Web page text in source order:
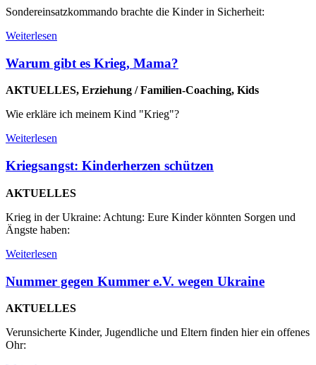
Sondereinsatzkommando brachte die Kinder in Sicherheit:
Weiterlesen
Warum gibt es Krieg, Mama?
AKTUELLES, Erziehung / Familien-Coaching, Kids
Wie erkläre ich meinem Kind "Krieg"?
Weiterlesen
Kriegsangst: Kinderherzen schützen
AKTUELLES
Krieg in der Ukraine: Achtung: Eure Kinder könnten Sorgen und
Ängste haben:
Weiterlesen
Nummer gegen Kummer e.V. wegen Ukraine
AKTUELLES
Verunsicherte Kinder, Jugendliche und Eltern finden hier ein offenes
Ohr: